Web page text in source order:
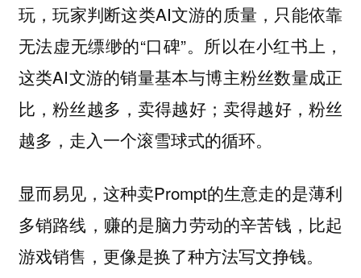
玩，玩家判断这类AI文游的质量，只能依靠
无法虚无缥缈的“口碑”。所以在小红书上，
这类AI文游的销量基本与博主粉丝数量成正
比，粉丝越多，卖得越好；卖得越好，粉丝
越多，走入一个滚雪球式的循环。
显而易见，这种卖Prompt的生意走的是薄利
多销路线，赚的是脑力劳动的辛苦钱，比起
游戏销售，更像是换了种方法写文挣钱。